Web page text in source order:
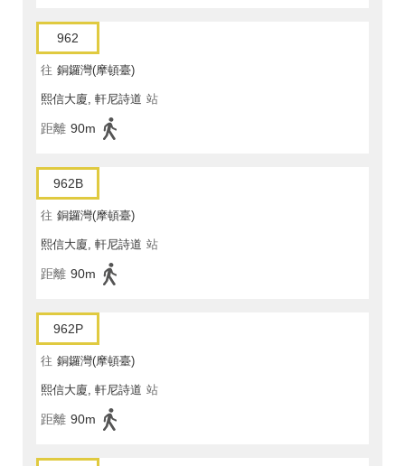
962
往 銅鑼灣(摩頓臺)
熙信大廈, 軒尼詩道 站
距離 90m
962B
往 銅鑼灣(摩頓臺)
熙信大廈, 軒尼詩道 站
距離 90m
962P
往 銅鑼灣(摩頓臺)
熙信大廈, 軒尼詩道 站
距離 90m